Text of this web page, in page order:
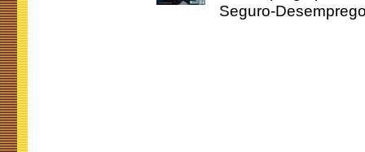
Seguro-